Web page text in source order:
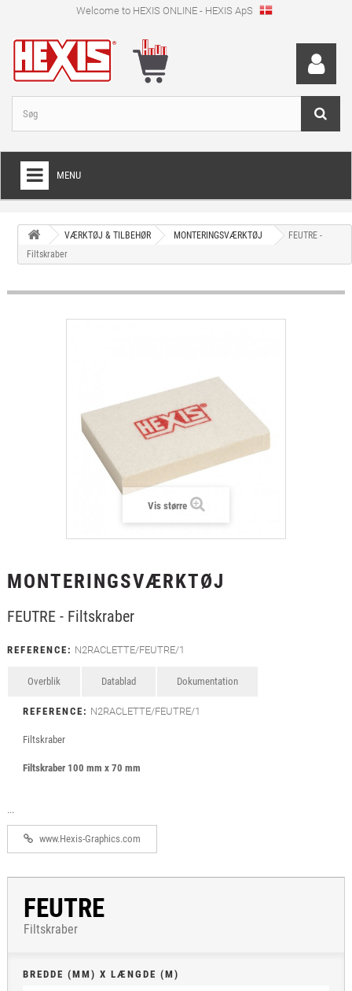
Welcome to HEXIS ONLINE - HEXIS ApS
MENU
WRAPPINGFOLIE
BESKYTTELSESFILM
VÆRKTØJ & TILBEHØR
VÆRKTØJ & TILBEHØR MONTERINGSVÆRKTØJ
FEUTRE -
Filtskraber
Vis større
MONTERINGSVÆRKTØJ
FEUTRE - Filtskraber
REFERENCE: N2RACLETTE/FEUTRE/1
Overblik Datablad Dokumentation
REFERENCE: N2RACLETTE/FEUTRE/1
Filtskraber
Filtskraber 100 mm x 70 mm
...
www.Hexis-Graphics.com
FEUTRE
Filtskraber
BREDDE (MM) X LÆNGDE (M)